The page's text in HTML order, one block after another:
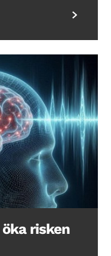
risken